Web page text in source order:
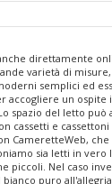
direttamente
varietà di
semplici ed
un
spazio del letto può
cassetti e
CameretteWeb,
sia letti in vero
piccoli. Nel caso
puro